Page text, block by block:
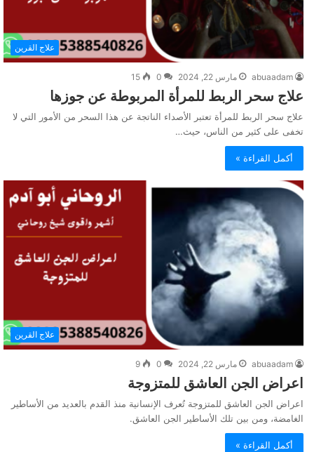
علاج القرين
abuaadam مارس 22, 2024 0
15
علاج سحر الربط للمرأة المربوطة عن جوزها
علاج سحر الربط للمرأة تعتبر الأصداء الناتجة عن هذا السحر من الأمور التي لا
تخفى على كثير من الناس، حيث…
أكمل القراءة »
علاج القرين
abuaadam مارس 22, 2024 0
9
اعراض الجن العاشق للمتزوجة
اعراض الجن العاشق للمتزوجة تُعرف الإنسانية منذ القدم بالعديد من الأساطير
الغامضة، ومن بين تلك الأساطير الجن العاشق.
أكمل القراءة »